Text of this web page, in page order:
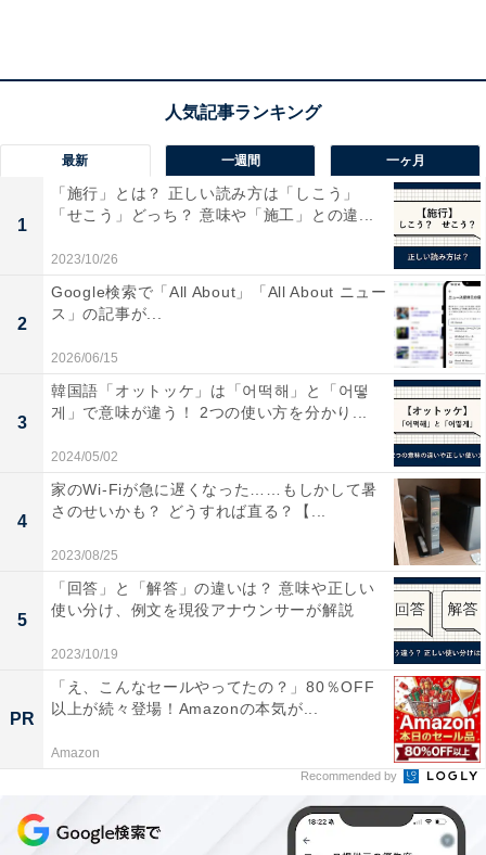
経済産業省と国土交通省がトップ2を維持
続いて、大学院修了者の官公庁への就職ランキング
TOP3です。
・第1位：経済産業省（12人）
・第2位：国土交通省（10人）
・第3位：外務省（8人）
官公庁ランキングでは、経済産業省がトップにランクイ
ン。2位は国土交通省でした。2019年度から、互いに入
れ替わるかたちで高いランクを維持しています。外務省
は昨年度6位から3位となりました。
【おすすめ記事】
・
東大・学部生2020年度就職先ランキング！ 民間企業部門
2位「三菱商事」、1位は昨年度9位の……？
・
人事担当者から見た「印象のよい大学」、東大や京大を
リアル『ドラゴン桜』は難しい？ 現役東大生＆OBOGに
最新 一週間 一ヶ月
1
「施行」とは？ 正しい読み方は「しこう」
「せこう」どっち？ 意味や「施工」との違...
2023/10/26
2
Google検索で「All About」「All About ニュー
ス」の記事が...
2026/06/15
3
韓国語「オットッケ」は「어떡해」と「어떻
게」で意味が違う！ 2つの使い方を分かり...
2024/05/02
4
家のWi-Fiが急に遅くなった……もしかして暑
さのせいかも？ どうすれば直る？【...
2023/08/25
5
「回答」と「解答」の違いは？ 意味や正しい
使い分け、例文を現役アナウンサーが解説
2023/10/19
PR
「え、こんなセールやってたの？」80％OFF
以上が続々登場！Amazonの本気が...
Amazon
Recommended by